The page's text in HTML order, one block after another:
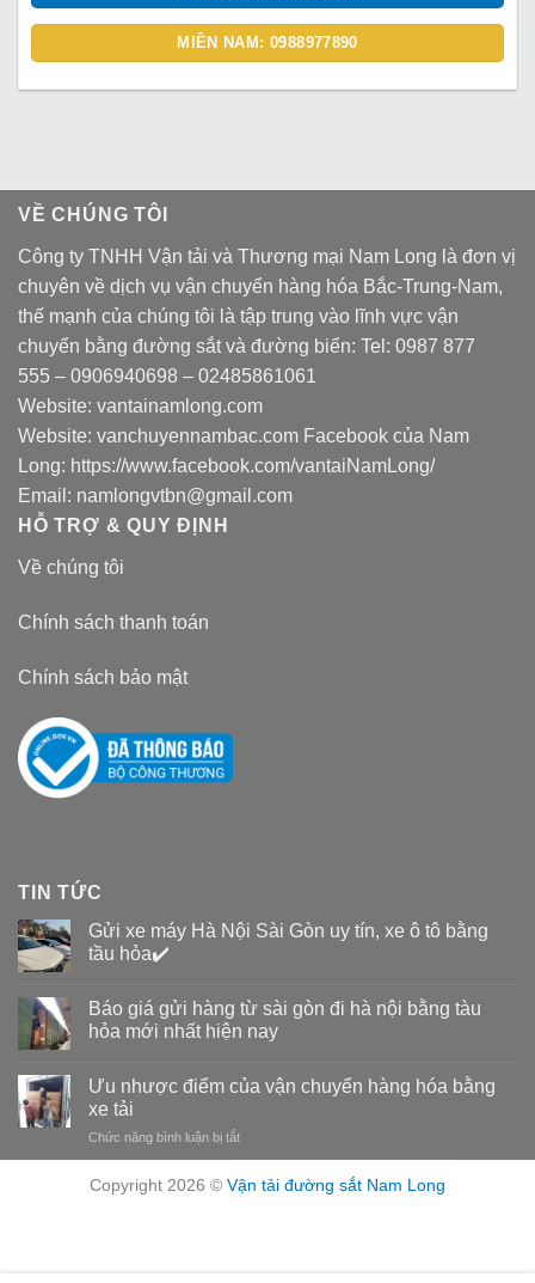
MIỀN NAM: 0988977890
VỀ CHÚNG TÔI
Công ty TNHH Vận tải và Thương mại Nam Long là đơn vị
chuyên về dịch vụ vận chuyển hàng hóa Bắc-Trung-Nam,
thế mạnh của chúng tôi là tập trung vào lĩnh vực vận
chuyển bằng đường sắt và đường biển: Tel: 0987 877
555 – 0906940698 – 02485861061
Website: vantainamlong.com
Website: vanchuyennambac.com Facebook của Nam
Long: https://www.facebook.com/vantaiNamLong/
Email: namlongvtbn@gmail.com
HỖ TRỢ & QUY ĐỊNH
Về chúng tôi
Chính sách thanh toán
Chính sách bảo mật
TIN TỨC
Gửi xe máy Hà Nội Sài Gòn uy tín, xe ô tô bằng
tầu hỏa✔️
Báo giá gửi hàng từ sài gòn đi hà nội bằng tàu
hỏa mới nhất hiện nay
Ưu nhược điểm của vận chuyển hàng hóa bằng
xe tải
Chức năng bình luận bị tắt
Ưu
nhược
Copyright 2026 © Vận tải đường sắt Nam Long